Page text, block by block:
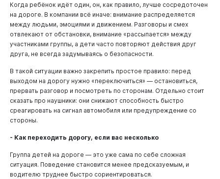
Когда ребёнок идёт один, он, как правило, лучше сосредоточен
на дороге. В компании всё иначе: внимание распределяется
между людьми, эмоциями и движением. Разговоры и смех
отвлекают от обстановки, внимание «рассыпается» между
участниками группы, а дети часто повторяют действия друг
друга, не всегда задумываясь о безопасности.
В такой ситуации важно закрепить простое правило: перед
выходом на дорогу нужно «переключиться» — остановиться,
прервать разговор и посмотреть по сторонам. Отдельно стоит
сказать про наушники: они снижают способность быстро
среагировать на сигнал автомобиля или предупреждение со
стороны.
- Как переходить дорогу, если вас несколько
Группа детей на дороге — это уже сама по себе сложная
ситуация. Поведение становится менее предсказуемым, и
водителю труднее быстро сориентироваться.